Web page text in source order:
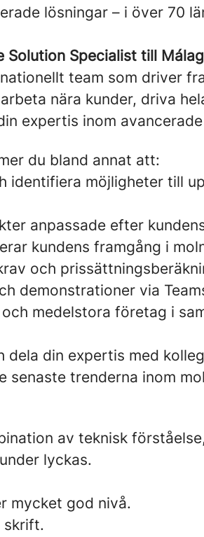
lösningar – i över 70
Solution Specialist till
team som driver
nära kunder, driva
expertis inom
du bland annat att:
identifiera möjligheter till
anpassade efter
kundens framgång i
och
demonstrationer via
medelstora företag i
dela din expertis med
senaste trenderna inom
av teknisk
lyckas.
mycket god nivå.
skrift.